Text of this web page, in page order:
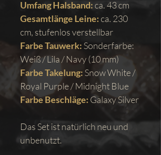
Umfang Halsband:ca. 43 cm
Gesamtlänge Leine:ca. 230
cm, stufenlos verstellbar
Farbe Tauwerk: Sonderfarbe:
Weiß / Lila / Navy (10 mm)
Farbe Takelung: Snow White /
Royal Purple / Midnight Blue
Farbe Beschläge: Galaxy Silver
Das Set ist natürlich neu und
unbenutzt.